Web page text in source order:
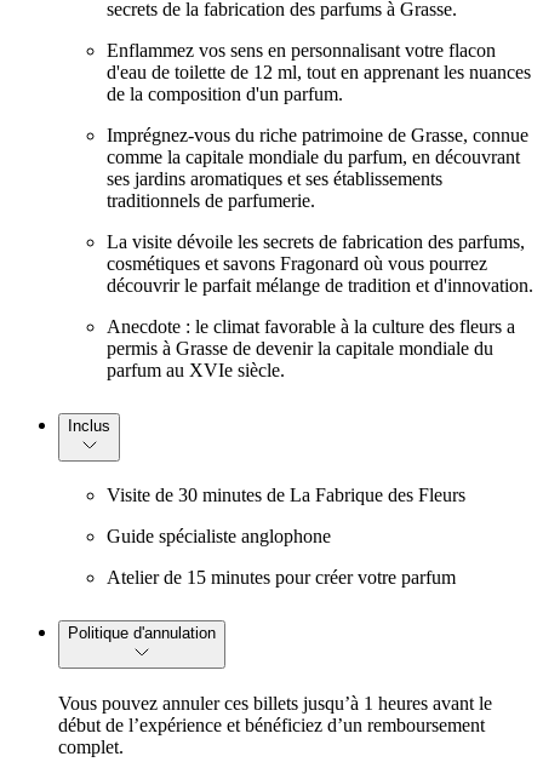
secrets de la fabrication des parfums à Grasse.
Enflammez vos sens en personnalisant votre flacon
d'eau de toilette de 12 ml, tout en apprenant les nuances
de la composition d'un parfum.
Imprégnez-vous du riche patrimoine de Grasse, connue
comme la capitale mondiale du parfum, en découvrant
ses jardins aromatiques et ses établissements
traditionnels de parfumerie.
La visite dévoile les secrets de fabrication des parfums,
cosmétiques et savons Fragonard où vous pourrez
découvrir le parfait mélange de tradition et d'innovation.
Anecdote : le climat favorable à la culture des fleurs a
permis à Grasse de devenir la capitale mondiale du
parfum au XVIe siècle.
Inclus
Visite de 30 minutes de La Fabrique des Fleurs
Guide spécialiste anglophone
Atelier de 15 minutes pour créer votre parfum
Politique d'annulation
Vous pouvez annuler ces billets jusqu’à 1 heures avant le
début de l’expérience et bénéficiez d’un remboursement
complet.